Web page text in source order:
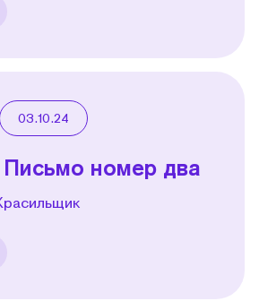
03.10.24
Письмо номер два